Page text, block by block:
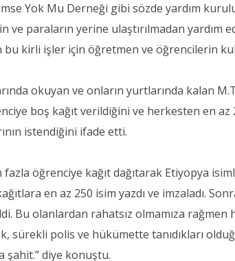
Yok Mu Derneği gibi sözde yardım
ve paraların yerine ulaştırılmadan yardım
bu kirli işler için öğretmen ve öğrencilerin
okuyan ve onların yurtlarında kalan
boş kağıt verildiğini ve herkesten en az
istendiğini ifade etti.
fazla öğrenciye kağıt dağıtarak Etiyopya
en az 250 isim yazdı ve imzaladı.
Bu olanlardan rahatsız olmamıza rağmen
sürekli polis ve hükümette tanıdıkları
şahit.” diye konuştu.